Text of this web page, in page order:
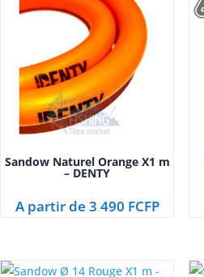
Sandow Naturel Orange X1 m
– DENTY
A partir de 3 490 FCFP